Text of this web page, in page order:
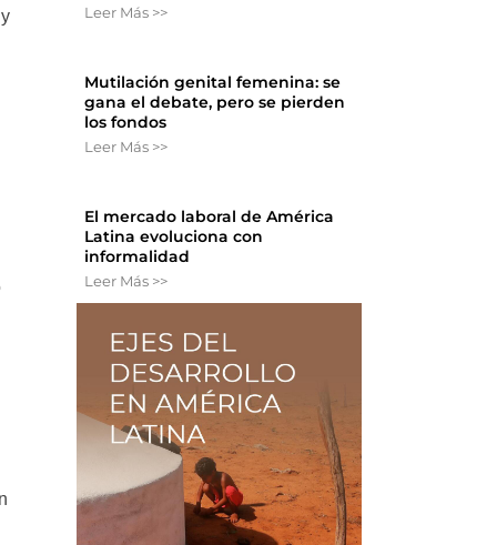
Leer Más >>
Mutilación genital femenina: se
gana el debate, pero se pierden
los fondos
Leer Más >>
El mercado laboral de América
Latina evoluciona con
informalidad
Leer Más >>